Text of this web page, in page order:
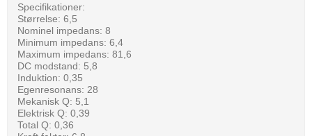
Specifikationer:
Størrelse: 6,5
Nominel impedans: 8
Minimum impedans: 6,4
Maximum impedans: 81,6
DC modstand: 5,8
Induktion: 0,35
Egenresonans: 28
Mekanisk Q: 5,1
Elektrisk Q: 0,39
Total Q: 0,36